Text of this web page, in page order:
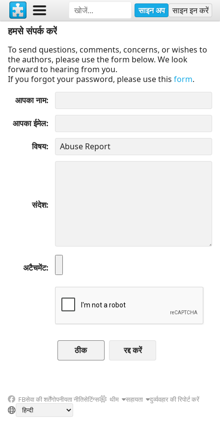
साइन अप साइन इन करें
हमसे संपर्क करें
To send questions, comments, concerns, or wishes to
the authors, please use the form below. We look
forward to hearing from you.
If you forgot your password, please use this form.
आपका नाम
आपका ईमेल
विषय
संदेश
अटैचमेंट
रद्द करें
FBसेवा की शर्तेंगोपनीयता नीतिसेटिंग्स थीम सहायता दुर्व्यवहार की रिपोर्ट करें